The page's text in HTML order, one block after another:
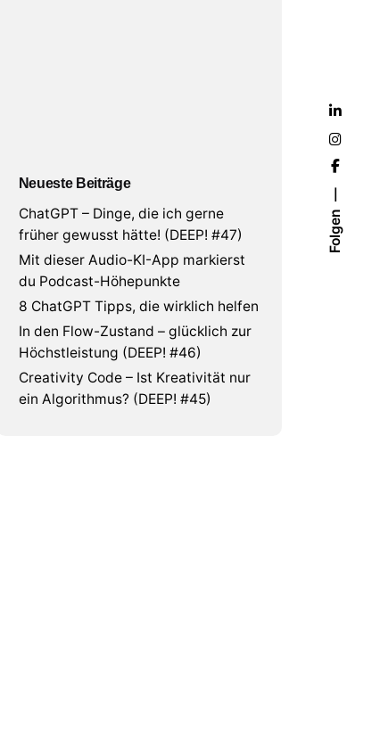
Folgen
Neueste Beiträge
ChatGPT – Dinge, die ich gerne
früher gewusst hätte! (DEEP! #47)
Mit dieser Audio-KI-App markierst
du Podcast-Höhepunkte
8 ChatGPT Tipps, die wirklich helfen
In den Flow-Zustand – glücklich zur
Höchstleistung (DEEP! #46)
Creativity Code – Ist Kreativität nur
ein Algorithmus? (DEEP! #45)